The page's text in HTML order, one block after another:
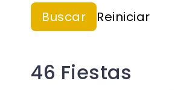
46 Fiestas